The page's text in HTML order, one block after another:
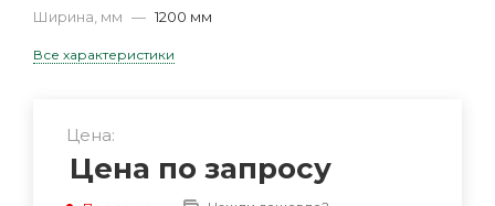
Ширина, мм — 1200 мм
Все характеристики
Цена:
Цена по запросу